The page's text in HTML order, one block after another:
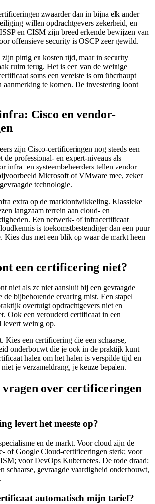
zwaarder dan in bijna elk ander
willen opdrachtgevers zekerheid, en
en CISM zijn breed erkende bewijzen van
offensieve security is OSCP zeer gewild.
pittig en kosten tijd, maar in security
ruim terug. Het is een van de weinige
soms een vereiste is om überhaupt
aanmerking te komen. De investering loont
Cisco en vendor-
zijn Cisco-certificeringen nog steeds een
de professional- en expert-niveaus als
infra- en systeembeheerders tellen vendor-
Microsoft of VMware mee, zeker
technologie.
extra op de marktontwikkeling. Klassieke
langzaam terrein aan cloud- en
Een netwerk- of infracertificaat
is toekomstbestendiger dan een puur
Kies dus met een blik op waar de markt heen
een certificering niet?
niet als ze niet aansluit bij een gevraagde
de bijbehorende ervaring mist. Een stapel
overtuigt opdrachtgevers niet en
Ook een verouderd certificaat in een
levert weinig op.
Kies een certificering die een schaarse,
onderbouwt die je ook in de praktijk kunt
halen om het halen is verspilde tijd en
je verzameldrang, je keuze bepalen.
vragen over certificeringen
levert het meeste op?
en de markt. Voor cloud zijn de
of Google Cloud-certificeringen sterk; voor
voor DevOps Kubernetes. De rode draad:
schaarse, gevraagde vaardigheid onderbouwt,
automatisch mijn tarief?